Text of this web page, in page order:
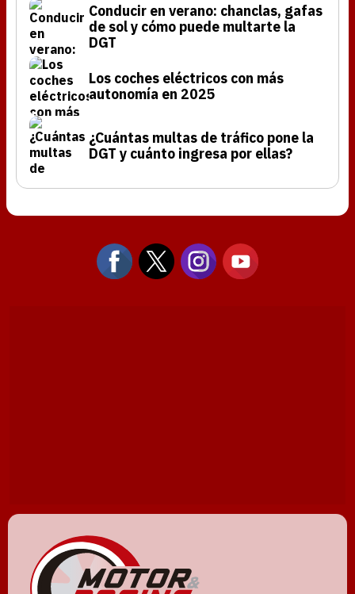
Conducir en verano: chanclas, gafas
de sol y cómo puede multarte la
DGT
Los coches eléctricos con más
autonomía en 2025
¿Cuántas multas de tráfico pone la
DGT y cuánto ingresa por ellas?